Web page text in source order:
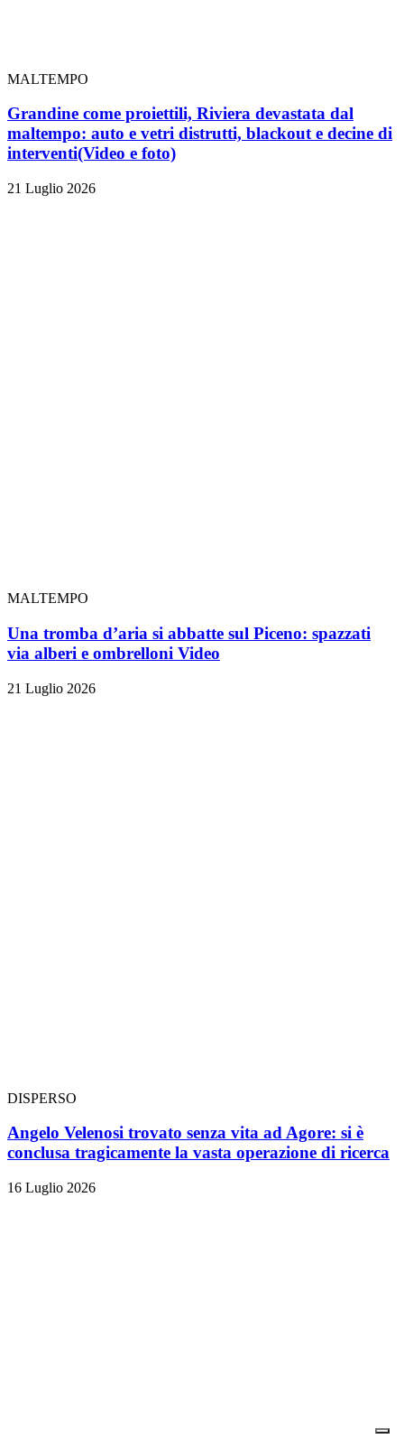
MALTEMPO
Grandine come proiettili, Riviera devastata dal
maltempo: auto e vetri distrutti, blackout e decine di
interventi(Video e foto)
21 Luglio 2026
MALTEMPO
Una tromba d’aria si abbatte sul Piceno: spazzati
via alberi e ombrelloni Video
21 Luglio 2026
DISPERSO
Angelo Velenosi trovato senza vita ad Agore: si è
conclusa tragicamente la vasta operazione di ricerca
16 Luglio 2026